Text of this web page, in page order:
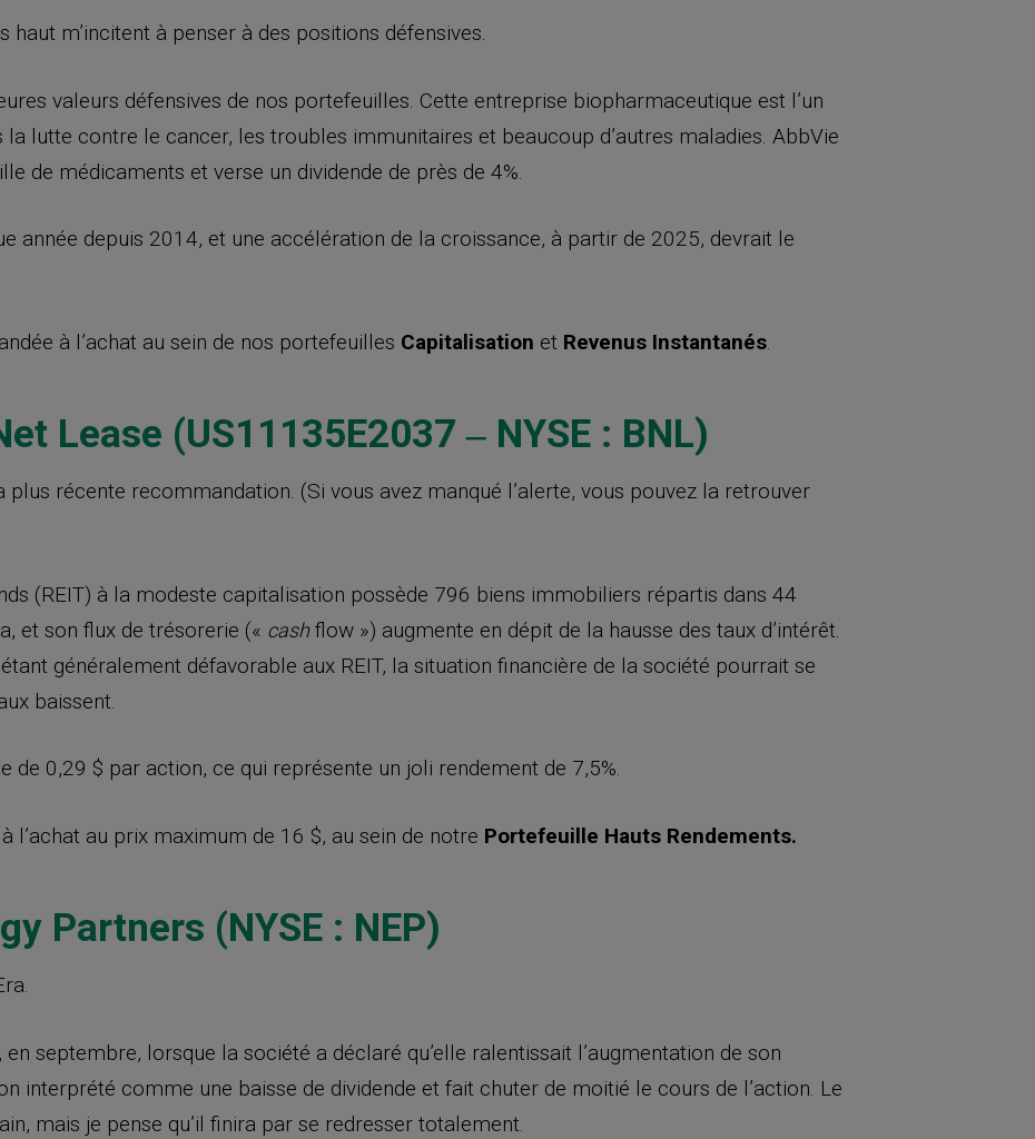
haut m’incitent à penser à des positions défensives.
valeurs défensives de nos portefeuilles. Cette entreprise biopharmaceutique est l’un
lutte contre le cancer, les troubles immunitaires et beaucoup d’autres maladies. AbbVie
de médicaments et verse un dividende de près de 4%.
année depuis 2014, et une accélération de la croissance, à partir de 2025, devrait le
à l’achat au sein de nos portefeuilles Capitalisation et Revenus Instantanés
Lease (US11135E2037‒ NYSE : BNL)
plus récente recommandation. (Si vous avez manqué l’alerte, vous pouvez la retrouver
(REIT) à la modeste capitalisation possède 796 biens immobiliers répartis dans 44
et son flux de trésorerie (« cashflow ») augmente en dépit de la hausse des taux d’intérêt.
généralement défavorable aux REIT, la situation financière de la société pourrait se
baissent.
de 0,29 $ par action, ce qui représente un joli rendement de 7,5%.
l’achat au prix maximum de 16 $, au sein de notre Portefeuille Hauts Rendements.
Partners (NYSE : NEP)
septembre, lorsque la société a déclaré qu’elle ralentissait l’augmentation de son
interprété comme une baisse de dividende et fait chuter de moitié le cours de l’action. Le
mais je pense qu’il finira par se redresser totalement.